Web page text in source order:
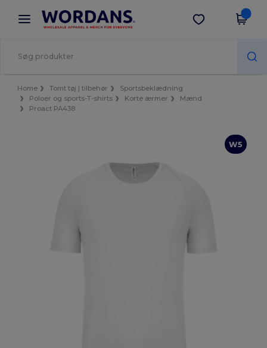
× Wordans-app
Bedre priser i appen!
Hent app
Home Tomt tøj | tilbehør
Sportsbeklædning
Poloer og sports-T-shirts
Korte ærmer
Mænd
Proact PA438
W5